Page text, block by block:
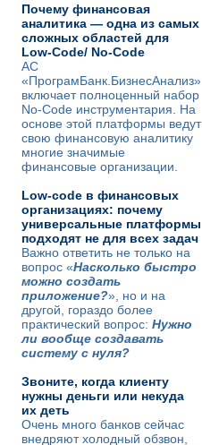
Почему финансовая
аналитика — одна из самых
сложных областей для
Low-Code/ No-Code
АС
«ПрограмБанк.БизнесАнализ»
включает полноценный набор
No-Code инструментария. На
основе этой платформы ведут
свою финансовую аналитику
многие значимые
финансовые организации.
Low-code в финансовых
организациях: почему
универсальные платформы
подходят не для всех задач
Важно ответить не только на
вопрос «Насколько быстро
можно создать
приложение?», но и на
другой, гораздо более
практический вопрос: Нужно
ли вообще создавать
систему с нуля?
Звоните, когда клиенту
нужны деньги или некуда
их деть
Очень много банков сейчас
внедряют холодный обзвон,